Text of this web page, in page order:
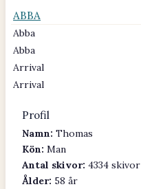
ABBA
Abba
Abba
Arrival
Arrival
Profil
Namn: Thomas
Kön: Man
Antal skivor: 4334 skivor
Ålder: 58 år